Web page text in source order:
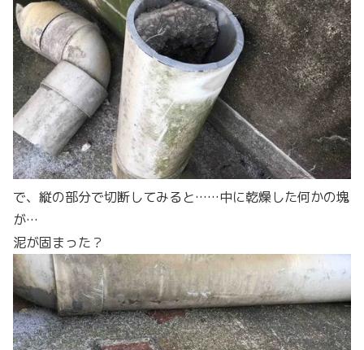
で、縦の部分で切断してみると……中に乾燥した何かの塊
が…
泥が固まった？